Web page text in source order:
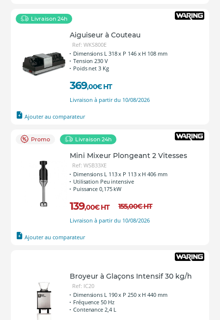
Livraison 24h
Aiguiseur à Couteau
Ref: WKS800E
Dimensions L 318 x P 146 x H 108 mm
Tension 230 V
Poids net 3 Kg
369,00€ HT
Livraison à partir du 10/08/2026
Ajouter au comparateur
Promo Livraison 24h
Mini Mixeur Plongeant 2 Vitesses
Ref: WSB33XE
Dimensions L 113 x P 113 x H 406 mm
Utilisation Peu intensive
Puissance 0,175 kW
139,00€ HT 155,00€HT
Livraison à partir du 10/08/2026
Ajouter au comparateur
Broyeur à Glaçons Intensif 30 kg/h
Ref: IC20
Dimensions L 190 x P 250 x H 440 mm
Fréquence 50 Hz
Contenance 2,4 L